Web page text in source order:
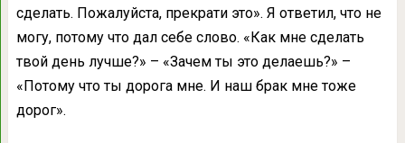
сделать. Пожалуйста, прекрати это». Я ответил, что не
могу, потому что дал себе слово. «Как мне сделать
твой день лучше?» – «Зачем ты это делаешь?» –
«Потому что ты дорога мне. И наш брак мне тоже
дорог».